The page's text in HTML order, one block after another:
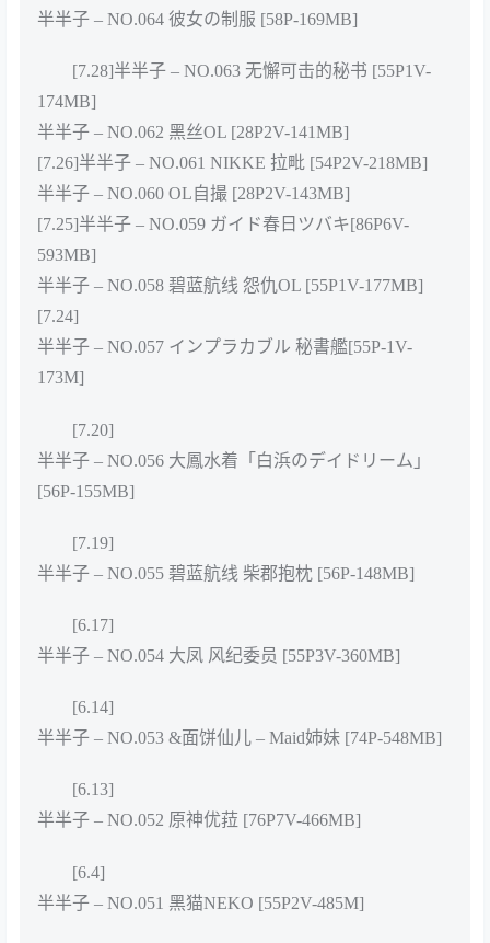
半半子 – NO.064 彼女の制服 [58P-169MB]
[7.28]半半子 – NO.063 无懈可击的秘书 [55P1V-
174MB]
半半子 – NO.062 黑丝OL [28P2V-141MB]
[7.26]半半子 – NO.061 NIKKE 拉毗 [54P2V-218MB]
半半子 – NO.060 OL自撮 [28P2V-143MB]
[7.25]半半子 – NO.059 ガイド春日ツバキ[86P6V-
593MB]
半半子 – NO.058 碧蓝航线 怨仇OL [55P1V-177MB]
[7.24]
半半子 – NO.057 インプラカブル 秘書艦[55P-1V-
173M]
[7.20]
半半子 – NO.056 大鳳水着「白浜のデイドリーム」
[56P-155MB]
[7.19]
半半子 – NO.055 碧蓝航线 柴郡抱枕 [56P-148MB]
[6.17]
半半子 – NO.054 大凤 风纪委员 [55P3V-360MB]
[6.14]
半半子 – NO.053 &面饼仙儿 – Maid姉妹 [74P-548MB]
[6.13]
半半子 – NO.052 原神优菈 [76P7V-466MB]
[6.4]
半半子 – NO.051 黑猫NEKO [55P2V-485M]